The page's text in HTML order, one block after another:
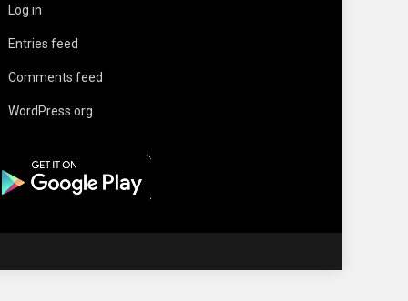
Log in
Entries feed
Comments feed
WordPress.org